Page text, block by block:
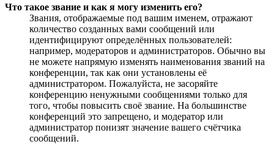
Что такое звание и как я могу изменить его?
Звания, отображаемые под вашим именем, отражают
количество созданных вами сообщений или
идентифицируют определённых пользователей:
например, модераторов и администраторов. Обычно вы
не можете напрямую изменять наименования званий на
конференции, так как они установлены её
администратором. Пожалуйста, не засоряйте
конференцию ненужными сообщениями только для
того, чтобы повысить своё звание. На большинстве
конференций это запрещено, и модератор или
администратор понизят значение вашего счётчика
сообщений.